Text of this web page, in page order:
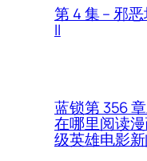
第 4 集 – 邪
II
蓝锁第 356
在哪里阅读
级英雄电影